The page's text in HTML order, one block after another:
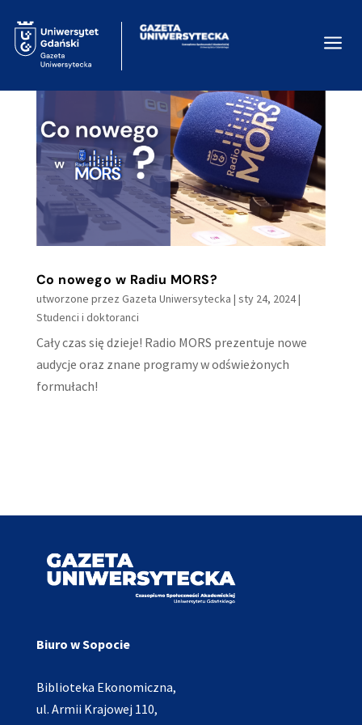
a
Co nowego w Radiu MORS?
utworzone przez Gazeta Uniwersytecka | sty 24, 2024|
Studenci i doktoranci
Cały czas się dzieje! Radio MORS prezentuje nowe
audycje oraz znane programy w odświeżonych
formułach!
Biuro w Sopocie
Biblioteka Ekonomiczna,
ul. Armii Krajowej 110,